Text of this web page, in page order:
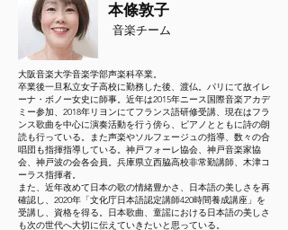
本條敦子
音楽チーム
大阪音楽大学音楽学部声楽科卒業。
卒業後一旦私立女子高校に勤務した後、渡仏。パリにて故イレ
ーナ・ボノー女史に師事。近年は2015年ニース国際音楽アカデ
ミー参加、2018年リヨンにてフランス語研修受講、現在はフラ
ンス歌曲を中心に演奏活動を行う傍ら、ピアノとともに詩の朗
読も行っている。また声楽やソルフェージュの指導、数々の合
唱団も指揮指導している。神戸フォーレ協会、神戸音楽家協
会、神戸波の会各会員。兵庫県立西脇高校非常勤講師、木津コ
ーラス指揮者。
また、近年改めて日本の歌の情緒豊かさ、日本語の美しさを再
確認し、2020年「文化庁日本語認定講師420時間養成講座」を
受講し、資格を得る。日本歌曲、童謡における日本語の美しさ
も次の世代へ大切に伝えていきたいと思っている。